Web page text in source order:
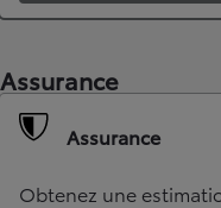
Assurance
Assurance
Obtenez une